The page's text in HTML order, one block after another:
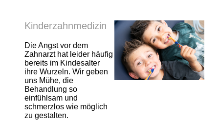
Kinderzahnmedizin
Die Angst vor dem
Zahnarzt hat leider häufig
bereits im Kindesalter
ihre Wurzeln. Wir geben
uns Mühe, die
Behandlung so
einfühlsam und
schmerzlos wie möglich
zu gestalten.